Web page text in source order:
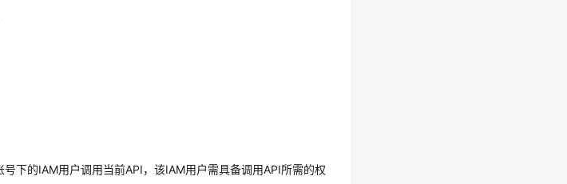
下的IAM用户调用当前API，该IAM用户需具备调用API所需的权